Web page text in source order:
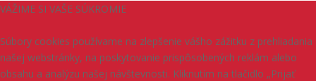
VÁŽIME SI VAŠE SÚKROMIE
Súbory cookies používame na zlepšenie vášho zážitku z prehliadania
našej webstránky, na poskytovanie prispôsobených reklám alebo
obsahu a analýzu našej návštevnosti. Kliknutím na tlačidlo „Prijať